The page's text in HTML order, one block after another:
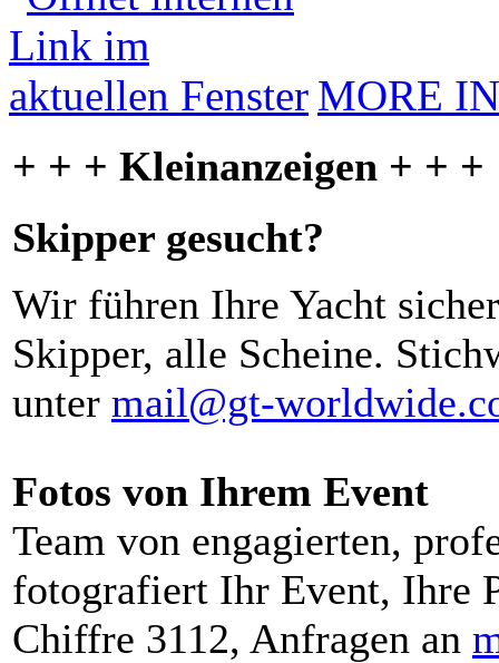
MORE
+ + + Kleinanzeigen + + +
Skipper gesucht?
Wir führen Ihre Yacht
Skipper, alle Scheine.
unter mail@gt-
Fotos von Ihrem Event
Team von engagierten,
fotografiert Ihr Event, Ihre
Chiffre 3112, Anfragen an